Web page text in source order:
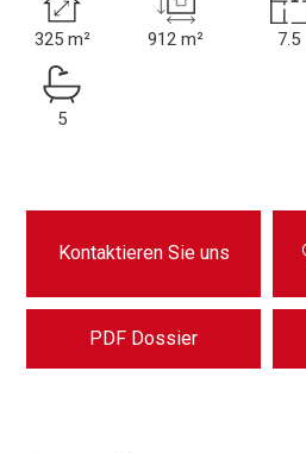
325 m² 912 m² 7.5
5
Kontaktieren Sie uns
PDF Dossier